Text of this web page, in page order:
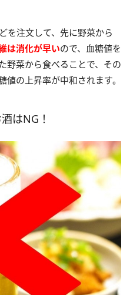
を注文して、先に野菜から
は消化が早いので、血糖値を
野菜から食べることで、その
の上昇率が中和されます。
はNG！